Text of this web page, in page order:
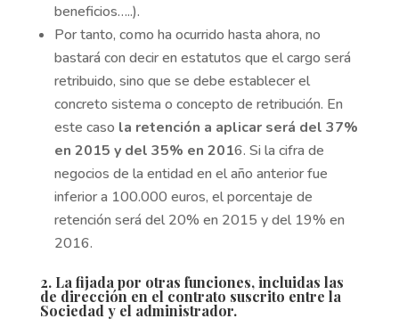
beneficios…..).
Por tanto, como ha ocurrido hasta ahora, no
bastará con decir en estatutos que el cargo será
retribuido, sino que se debe establecer el
concreto sistema o concepto de retribución. En
este caso la retención a aplicar será del 37%
en 2015 y del 35% en 2016. Si la cifra de
negocios de la entidad en el año anterior fue
inferior a 100.000 euros, el porcentaje de
retención será del 20% en 2015 y del 19% en
2016.
2. La fijada por otras funciones, incluidas las
de dirección en el contrato suscrito entre la
Sociedad y el administrador.